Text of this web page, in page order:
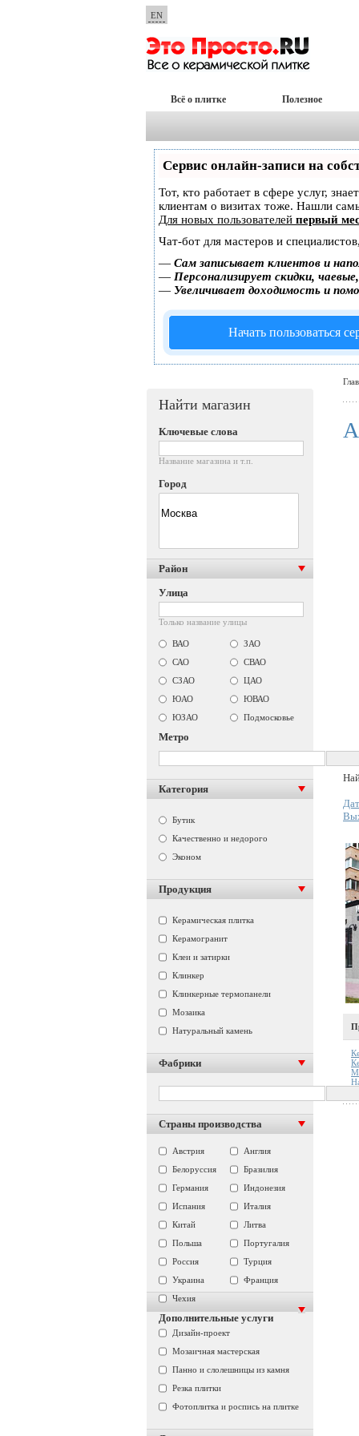
EN
Всё о плитке Полезное
Сервис онлайн-записи на
Тот, кто работает в сфере услуг,
клиентам о визитах тоже. Нашли
Для новых пользователей первый
Чат-бот для мастеров и
— Сам записывает клиентов и
— Персонализирует скидки,
— Увеличивает доходимость и
Начать пользоваться
Найти магазин
Ключевые слова
Название магазина и т.п.
Город
Район
Улица
Только название улицы
ВАО
ЗАО
САО
СВАО
СЗАО
ЦАО
ЮАО
ЮВАО
ЮЗАО
Подмосковье
Метро
Категория
Бутик
Качественно и недорого
Эконом
Продукция
Керамическая плитка
Керамогранит
Клеи и затирки
Клинкер
Клинкерные термопанели
Мозаика
Натуральный камень
Фабрики
Страны производства
Австрия
Англия
Белоруссия
Бразилия
Германия
Индонезия
Испания
Италия
Китай
Литва
Польша
Португалия
Россия
Турция
Украина
Франция
Чехия
Дополнительные услуги
Дизайн-проект
Мозаичная мастерская
Панно и слолешницы из камня
Резка плитки
Фотоплитка и роспись на плитке